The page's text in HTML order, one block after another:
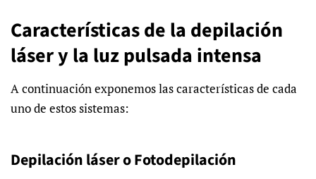
Características de la depilación
láser y la luz pulsada intensa
A continuación exponemos las características de cada
uno de estos sistemas:
Depilación láser o Fotodepilación